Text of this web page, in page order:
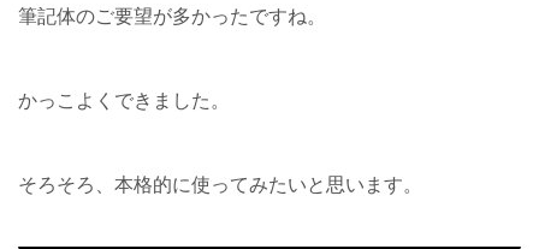
筆記体のご要望が多かったですね。
かっこよくできました。
そろそろ、本格的に使ってみたいと思います。